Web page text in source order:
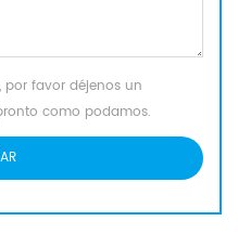
por favor déjenos un
como podamos.